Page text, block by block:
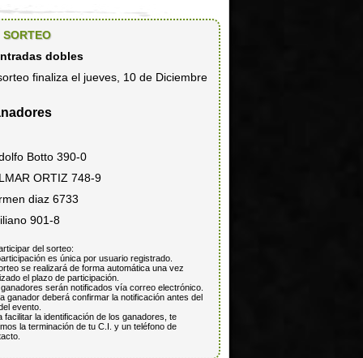
SORTEO
dobles
finaliza el jueves, 10 de Diciembre
Botto 390-0
ORTIZ 748-9
diaz 6733
901-8
del sorteo:
es única por usuario registrado.
se realizará de forma automática una vez
el plazo de participación.
serán notificados vía correo electrónico.
ganador deberá confirmar la notificación antes del
evento.
facilitar la identificación de los ganadores, te
la terminación de tu C.I. y un teléfono de